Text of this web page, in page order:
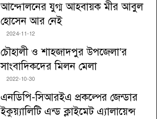
আন্দোলনের যুগ্ম আহবায়ক মীর আবুল
হোসেন আর নেই
2024-11-12
চৌহালী ও শাহজাদপুর উপজেলা’র
সাংবাদিকদের মিলন মেলা
2022-10-30
এনডিপি-সিআরইএ প্রকল্পের জেন্ডার
ইকুয়্যালিটি এন্ড ক্লাইমেট এ্যালায়েন্স